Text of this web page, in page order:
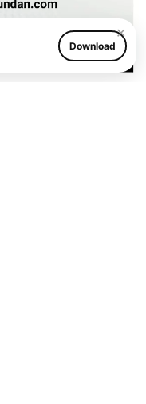
✕
Download